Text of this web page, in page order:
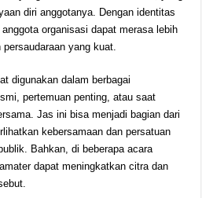
diri anggotanya. Dengan identitas
organisasi dapat merasa lebih
yang kuat.
digunakan dalam berbagai
pertemuan penting, atau saat
Jas ini bisa menjadi bagian dari
kebersamaan dan persatuan
Bahkan, di beberapa acara
dapat meningkatkan citra dan